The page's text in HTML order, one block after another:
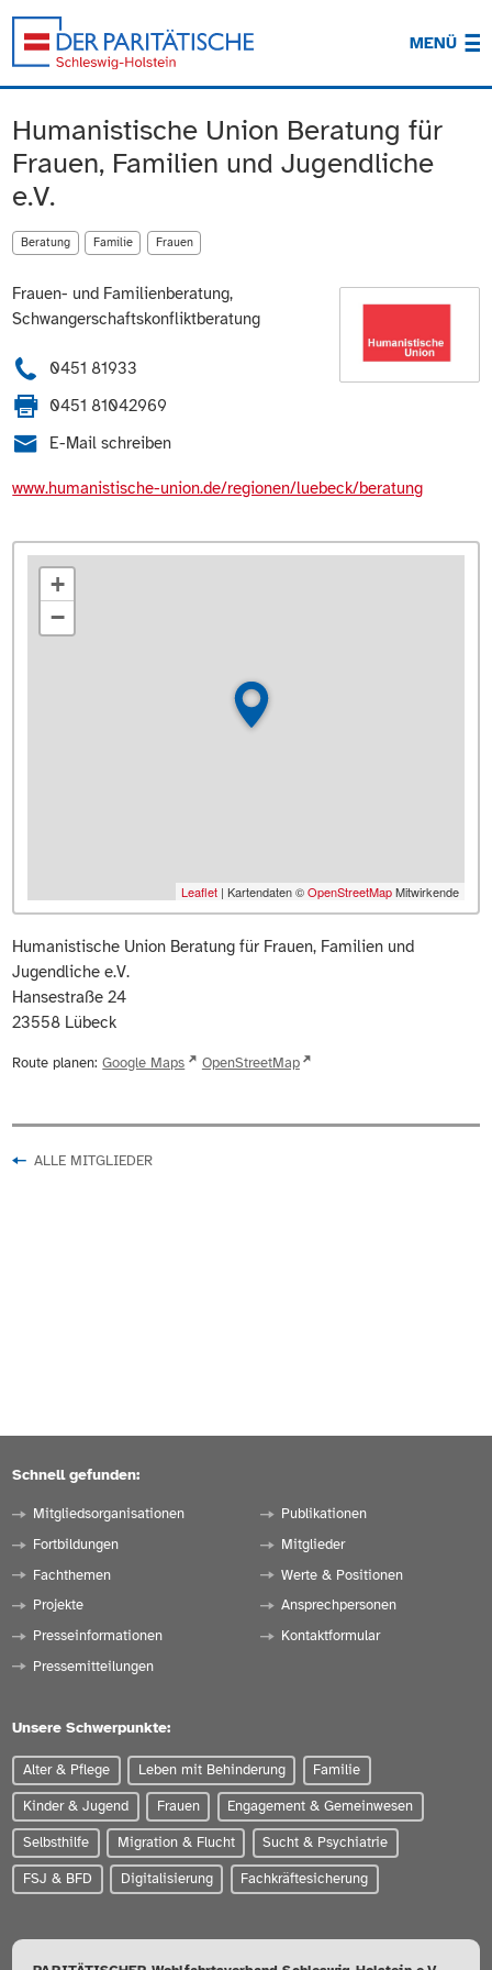
MENÜ
Humanistische Union Beratung für
Frauen, Familien und Jugendliche
e.V.
Beratung Familie Frauen
Frauen- und Familienberatung,
Schwangerschaftskonfliktberatung
0451 81933
0451 81042969
E-Mail schreiben
www.humanistische-union.de/regionen/luebeck/beratung
+
−
Leaflet | Kartendaten ©OpenStreetMapMitwirkende
Humanistische Union Beratung für Frauen, Familien und
Jugendliche e.V.
Hansestraße 24
23558 Lübeck
Route planen: Google Maps OpenStreetMap
ALLE MITGLIEDER
Schnell gefunden:
Mitgliedsorganisationen
Fortbildungen
Fachthemen
Projekte
Presseinformationen
Pressemitteilungen
Publikationen
Mitglieder
Werte & Positionen
Ansprechpersonen
Kontaktformular
Unsere Schwerpunkte:
Alter & Pflege Leben mit Behinderung Familie
Kinder & Jugend Frauen Engagement & Gemeinwesen
Selbsthilfe Migration & Flucht Sucht & Psychiatrie
FSJ & BFD Digitalisierung Fachkräftesicherung